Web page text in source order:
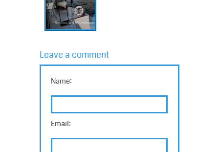
Leave a comment
Name:
Email: